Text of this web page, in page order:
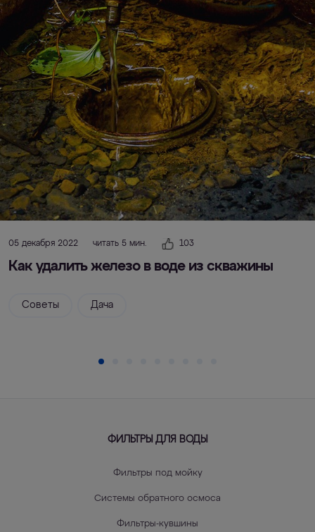
05 декабря 2022 читать 5 мин. 103
Как удалить железо в воде из скважины
Советы Дача
ФИЛЬТРЫ ДЛЯ ВОДЫ
Фильтры под мойку
Системы обратного осмоса
Фильтры-кувшины